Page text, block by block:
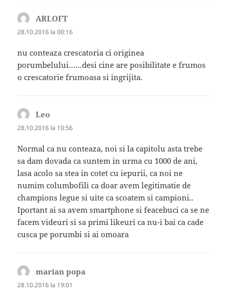
ARLOFT
28.10.2016 la 00:16
nu conteaza crescatoria ci originea
porumbelului……desi cine are posibilitate e frumos
o crescatorie frumoasa si ingrijita.
Leo
28.10.2016 la 10:56
Normal ca nu conteaza, noi si la capitolu asta trebe
sa dam dovada ca suntem in urma cu 1000 de ani,
lasa acolo sa stea in cotet cu iepurii, ca noi ne
numim columbofili ca doar avem legitimatie de
champions legue si uite ca scoatem si campioni..
Iportant ai sa avem smartphone si feacebuci ca se ne
facem videuri si sa primi likeuri ca nu-i bai ca cade
cusca pe porumbi si ai omoara
marian popa
28.10.2016 la 19:01